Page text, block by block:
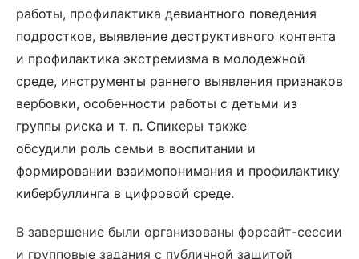
работы, профилактика девиантного поведения
подростков, выявление деструктивного контента
и профилактика экстремизма в молодежной
среде, инструменты раннего выявления признаков
вербовки, особенности работы с детьми из
группы риска и т. п. Спикеры также
обсудили роль семьи в воспитании и
формировании взаимопонимания и профилактику
кибербуллинга в цифровой среде.
В завершение были организованы форсайт-сессии
и групповые задания с публичной защитой